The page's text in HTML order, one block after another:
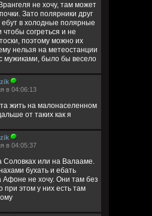
не хочу, там может
Зато полярники друг
ебут в холодные полярные
чтобы согреться и не
поэтому можно их
нельзя на метеостанции
мужиками, было бы весело
в 04:06:13
жить на малонаселенном
от таких как я
в 04:05:37
Соловках или на Валааме.
бухать и ебать
не хочу. Они там без
при этом у них есть там